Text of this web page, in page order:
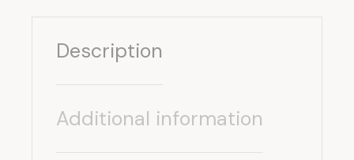
Description
Additional information